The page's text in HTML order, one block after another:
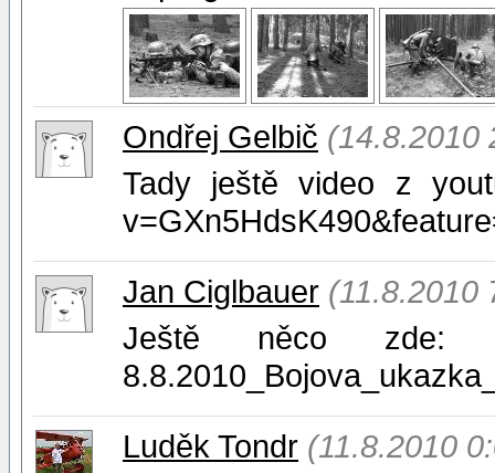
Ondřej Gelbič (14.8.2010
Tady ještě video z
Jan Ciglbauer (11.8.2010
Ještě něco zde:
Luděk Tondr (11.8.2010